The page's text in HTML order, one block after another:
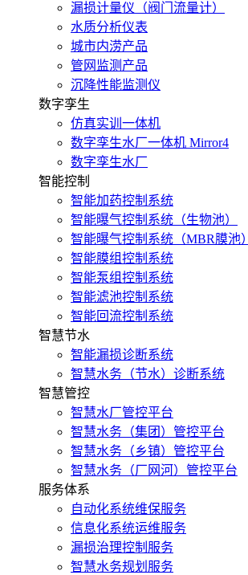
漏损计量仪（阀门流量计）
水质分析仪表
城市内涝产品
管网监测产品
沉降性能监测仪
数字孪生
仿真实训一体机
数字孪生水厂一体机 Mirror4
数字孪生水厂
智能控制
智能加药控制系统
智能曝气控制系统（生物池）
智能曝气控制系统（MBR膜池）
智能膜组控制系统
智能泵组控制系统
智能滤池控制系统
智能回流控制系统
智慧节水
智能漏损诊断系统
智慧水务（节水）诊断系统
智慧管控
智慧水厂管控平台
智慧水务（集团）管控平台
智慧水务（乡镇）管控平台
智慧水务（厂网河）管控平台
服务体系
自动化系统维保服务
信息化系统运维服务
漏损治理控制服务
智慧水务规划服务